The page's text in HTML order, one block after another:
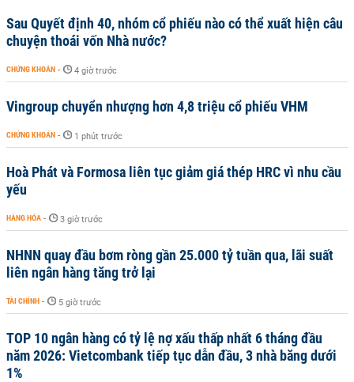
Sau Quyết định 40, nhóm cổ phiếu nào có thể xuất hiện câu
chuyện thoái vốn Nhà nước?
CHỨNG KHOÁN - 4 giờ trước
Vingroup chuyển nhượng hơn 4,8 triệu cổ phiếu VHM
CHỨNG KHOÁN - 1 phút trước
Hoà Phát và Formosa liên tục giảm giá thép HRC vì nhu cầu
yếu
HÀNG HÓA - 3 giờ trước
NHNN quay đầu bơm ròng gần 25.000 tỷ tuần qua, lãi suất
liên ngân hàng tăng trở lại
TÀI CHÍNH - 5 giờ trước
TOP 10 ngân hàng có tỷ lệ nợ xấu thấp nhất 6 tháng đầu
năm 2026: Vietcombank tiếp tục dẫn đầu, 3 nhà băng dưới
1%